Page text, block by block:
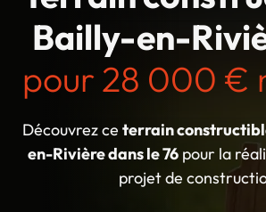
Bailly-en-
pour 28 000 €
Découvrez ce terrain
en-Rivière dans le 76pour la
projet de